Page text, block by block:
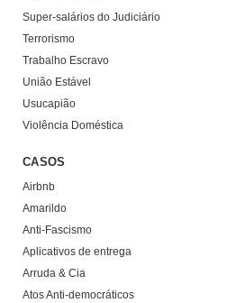
Super-salários do Judiciário
Terrorismo
Trabalho Escravo
União Estável
Usucapião
Violência Doméstica
CASOS
Airbnb
Amarildo
Anti-Fascismo
Aplicativos de entrega
Arruda & Cia
Atos Anti-democráticos